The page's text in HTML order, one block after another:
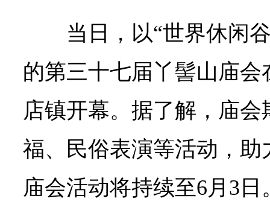
当日，以“世界休闲
的第三十七届丫髻山庙
店镇开幕。据了解，庙
福、民俗表演等活动，
庙会活动将持续至6月3日